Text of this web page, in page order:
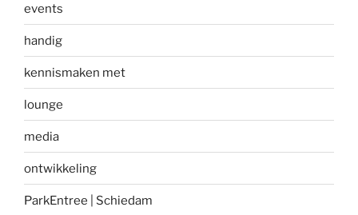
events
handig
kennismaken met
lounge
media
ontwikkeling
ParkEntree | Schiedam